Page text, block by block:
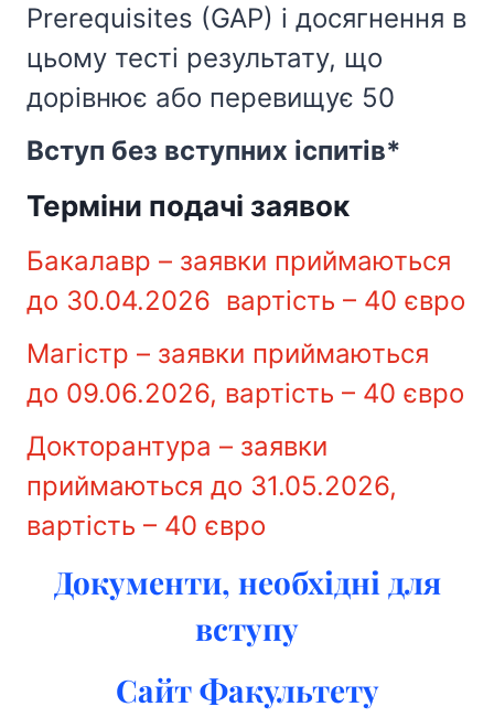
Prerequisites (GAP) і досягнення в
цьому тесті результату, що
дорівнює або перевищує 50
Вступ без вступних іспитів*
Терміни подачі заявок
Бакалавр – заявки приймаються
до 30.04.2026 вартість – 40 євро
Магістр – заявки приймаються
до 09.06.2026, вартість – 40 євро
Докторантура – заявки
приймаються до 31.05.2026,
вартість – 40 євро
Документи, необхідні для
вступу
Сайт Факультету